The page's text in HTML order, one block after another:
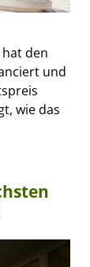
den
und
wie das